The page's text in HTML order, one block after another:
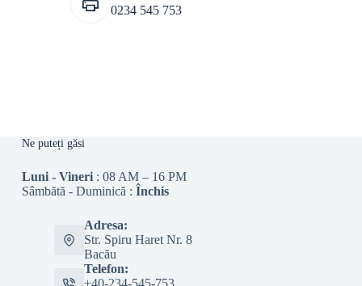
0234 545 753
Ne puteți găsi
Luni - Vineri: 08 AM – 16 PM
Sâmbătă - Duminică : Închis
Adresa:
Str. Spiru Haret Nr. 8
Bacău
Telefon:
+40-234-545-753